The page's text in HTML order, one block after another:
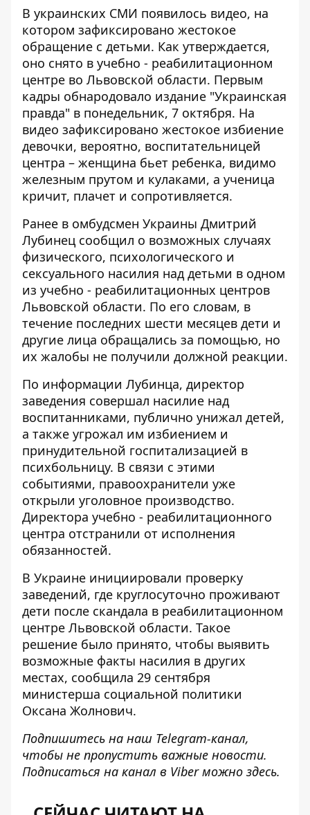
В украинских СМИ появилось видео, на
котором зафиксировано жестокое
обращение с детьми. Как утверждается,
оно снято в учебно - реабилитационном
центре во Львовской области. Первым
кадры обнародовало издание "Украинская
правда" в понедельник, 7 октября. На
видео зафиксировано жестокое избиение
девочки, вероятно, воспитательницей
центра – женщина бьет ребенка, видимо
железным прутом и кулаками, а ученица
кричит, плачет и сопротивляется.
Ранее в омбудсмен Украины Дмитрий
Лубинец сообщил о возможных случаях
физического, психологического и
сексуального насилия над детьми в одном
из учебно - реабилитационных центров
Львовской области. По его словам, в
течение последних шести месяцев дети и
другие лица обращались за помощью, но
их жалобы не получили должной реакции.
По информации Лубинца, директор
заведения совершал насилие над
воспитанниками, публично унижал детей,
а также угрожал им избиением и
принудительной госпитализацией в
психбольницу. В связи с этими
событиями, правоохранители уже
открыли уголовное производство.
Директора учебно - реабилитационного
центра отстранили от исполнения
обязанностей.
В Украине инициировали проверку
заведений, где круглосуточно проживают
дети после скандала в реабилитационном
центре Львовской области. Такое
решение было принято, чтобы выявить
возможные факты насилия в других
местах, сообщила 29 сентября
министерша социальной политики
Оксана Жолнович.
Подпишитесь на наш Telegram-канал,
чтобы не пропустить важные новости.
Подписаться на канал в Viber можно здесь.